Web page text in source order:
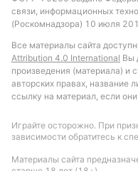
связи, информационных
(Роскомнадзора) 10 июля
Все материалы сайта
Attribution 4.0 International Вы
произведения (материала) и
авторских правах, название
ссылку на материал, если
Играйте осторожно. При
зависимости обратитесь к
Материалы сайта